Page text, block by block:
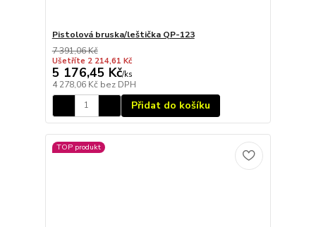
Pistolová bruska/leštička QP-123
7 391,06 Kč
Ušetříte 2 214,61 Kč
5 176,45 Kč/ks
4 278,06 Kč bez DPH
Přidat do košíku
TOP produkt